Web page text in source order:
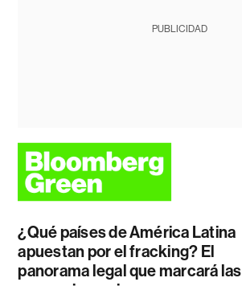
PUBLICIDAD
¿Qué países de América Latina
apuestan por el fracking? El
panorama legal que marcará las